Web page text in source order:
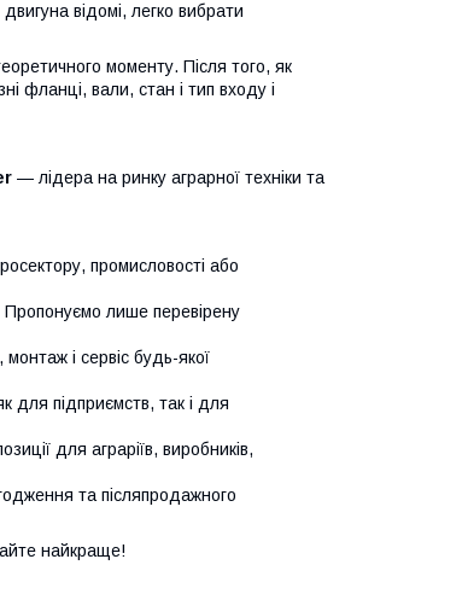
відомі, легко вибрати
моменту. Після того, як
фланці, вали, стан і тип входу і
— лідера на ринку аграрної техніки та
промисловості або
Пропонуємо лише перевірену
монтаж і сервіс будь-якої
для підприємств, так і для
для аграріїв, виробників,
та післяпродажного
найкраще!